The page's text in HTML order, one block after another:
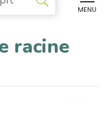
MENU
racine